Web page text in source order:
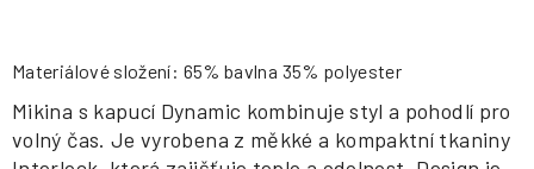
Materiálové složení: 65% bavlna 35% polyester
Mikina s kapucí Dynamic kombinuje styl a pohodlí pro
volný čas. Je vyrobena z měkké a kompaktní tkaniny